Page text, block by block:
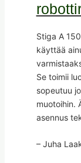
Stiga A
käyttää
Se toimii
sopeutuu
muotoihin.
asennus
– Juha